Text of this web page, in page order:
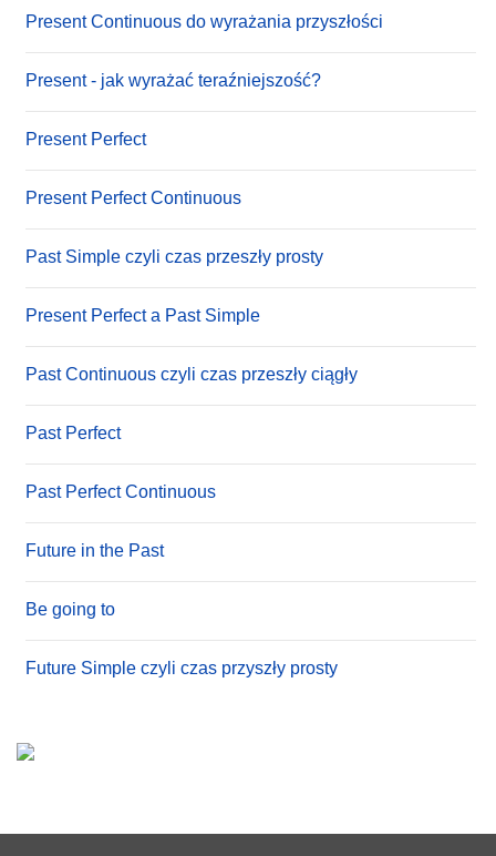
Present Continuous do wyrażania przyszłości
Present - jak wyrażać teraźniejszość?
Present Perfect
Present Perfect Continuous
Past Simple czyli czas przeszły prosty
Present Perfect a Past Simple
Past Continuous czyli czas przeszły ciągły
Past Perfect
Past Perfect Continuous
Future in the Past
Be going to
Future Simple czyli czas przyszły prosty